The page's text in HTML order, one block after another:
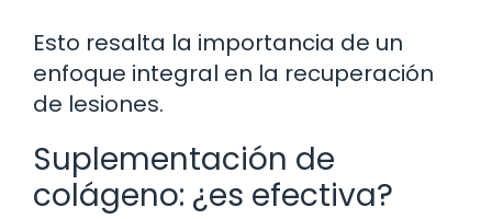
Esto resalta la importancia de un
enfoque integral en la recuperación
de lesiones.
Suplementación de
colágeno: ¿es efectiva?